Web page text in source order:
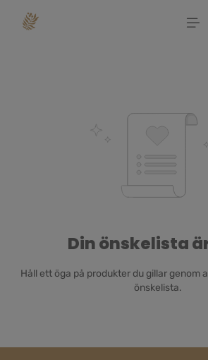
Din önskelista
Håll ett öga på produkter du gillar genom
önskelista.